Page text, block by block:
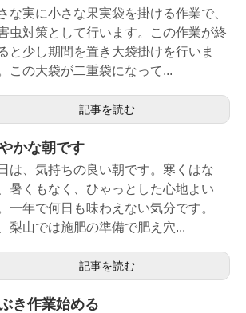
な実に小さな果実袋を掛ける作業で、
虫対策として行います。この作業が終
と少し期間を置き大袋掛けを行いま
この大袋が二重袋になって...
記事を読む
かな朝です
は、気持ちの良い朝です。寒くはな
暑くもなく、ひゃっとした心地よい
一年で何日も味わえない気分です。
梨山では施肥の準備で肥え穴...
記事を読む
き作業始める